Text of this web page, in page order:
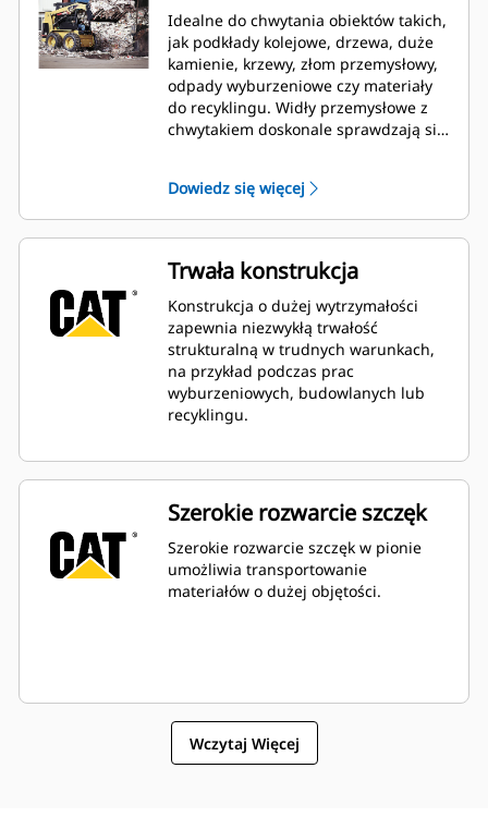
Idealne do chwytania obiektów takich,
jak podkłady kolejowe, drzewa, duże
kamienie, krzewy, złom przemysłowy,
odpady wyburzeniowe czy materiały
do recyklingu. Widły przemysłowe z
chwytakiem doskonale sprawdzają się
złomu metalowego.
Dowiedz się więcej
Trwała konstrukcja
Konstrukcja o dużej wytrzymałości
zapewnia niezwykłą trwałość
strukturalną w trudnych warunkach,
na przykład podczas prac
wyburzeniowych, budowlanych lub
recyklingu.
Szerokie rozwarcie szczęk
Szerokie rozwarcie szczęk w pionie
umożliwia transportowanie
materiałów o dużej objętości.
Wczytaj Więcej